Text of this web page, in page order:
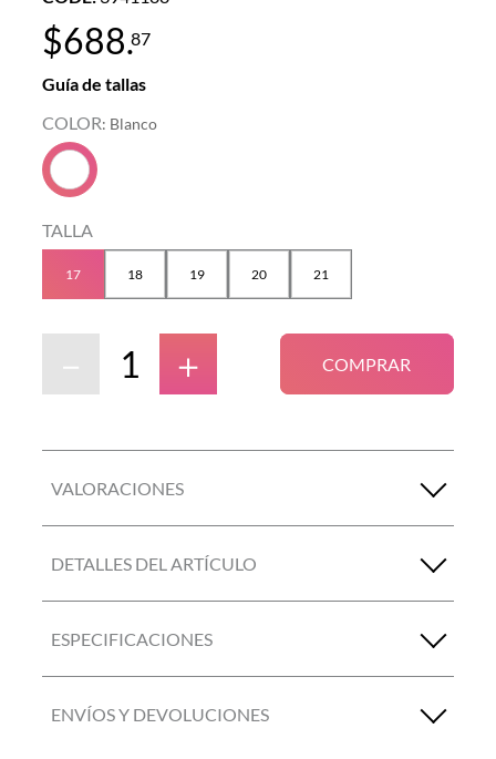
$688.87
Guía de tallas
COLOR: Blanco
TALLA
17 18 19 20 21
＋
－ COMPRAR
VALORACIONES
DETALLES DEL ARTÍCULO
ESPECIFICACIONES
ENVÍOS Y DEVOLUCIONES